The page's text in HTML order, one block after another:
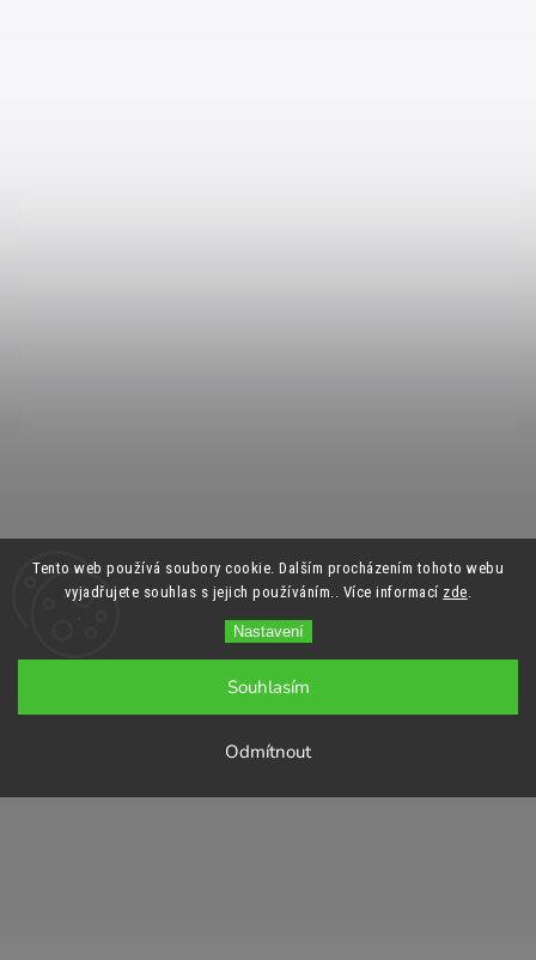
Tento web používá soubory cookie. Dalším procházením tohoto webu
vyjadřujete souhlas s jejich používáním.. Více informací zde.
Nastavení
Odmítnout
Souhlasím